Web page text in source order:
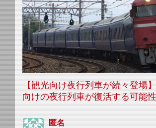
【観光向け夜行列車が続々登場
向けの夜行列車が復活する可能
匿名